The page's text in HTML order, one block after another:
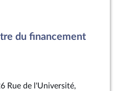
du financement
Rue de l'Université,